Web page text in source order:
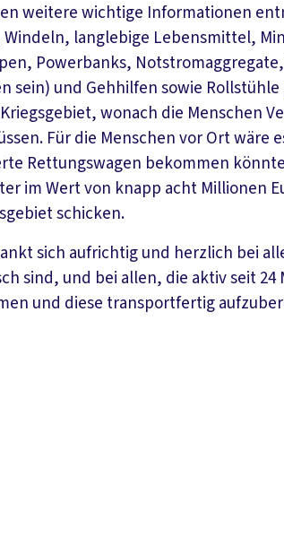
weitere wichtige Informationen
langlebige Lebensmittel,
Powerbanks,
sein) und Gehhilfen sowie
wonach die Menschen
Für die Menschen vor Ort wäre
Rettungswagen bekommen
im Wert von knapp acht Millionen
schicken.
sich aufrichtig und herzlich bei
sind, und bei allen, die aktiv seit
und diese transportfertig